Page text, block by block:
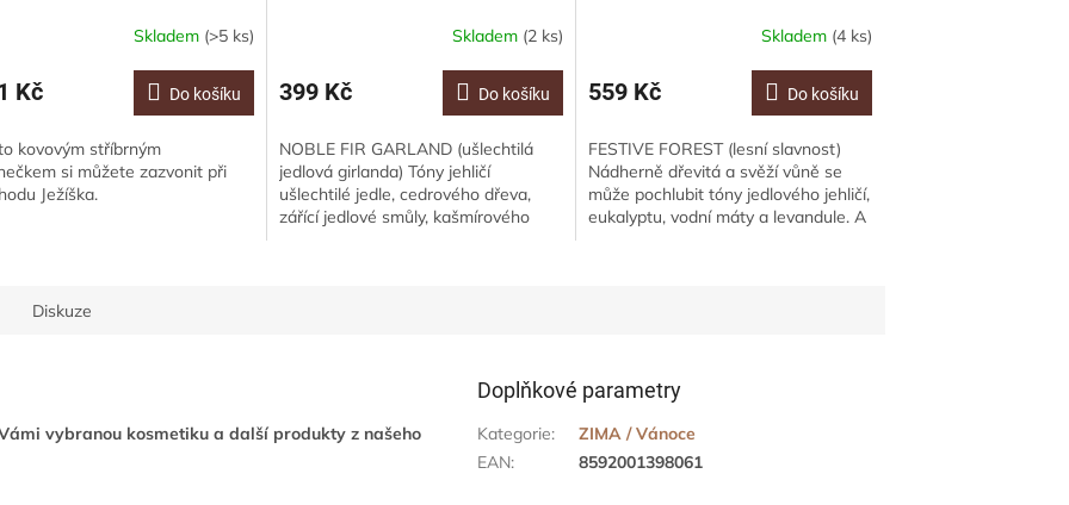
Skladem (>5 ks)
Kč Do košíku
kovovým stříbrným
si můžete zazvonit při
Ježíška.
Skladem (2 ks)
399 Kč Do košíku
NOBLE FIR GARLAND (ušlechtilá
jedlová girlanda) Tóny jehličí
ušlechtilé jedle, cedrového dřeva,
zářící jedlové smůly, kašmírového
Skladem (4 ks)
559 Kč Do košíku
FESTIVE FOREST (lesní slavnost)
Nádherně dřevitá a svěží vůně se
může pochlubit tóny jedlového jehličí,
eukalyptu, vodní máty a levandule. A
Diskuze
vybranou kosmetiku a další produkty z našeho
Doplňkové parametry
Kategorie:
ZIMA / Vánoce
EAN: 8592001398061